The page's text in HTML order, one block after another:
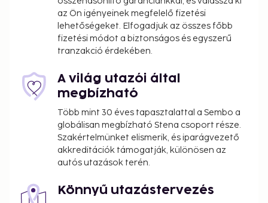
az Ön igényeinek megfelelő fizetési
lehetőségeket. Elfogadjuk az összes főbb
fizetési módot a biztonságos és egyszerű
tranzakció érdekében.
A világ utazói által
megbízható
Több mint 30 éves tapasztalattal a Sembo a
globálisan megbízható Stena csoport része.
Szakértelmünket elismerik, és iparágvezető
akkreditációk támogatják, különösen az
autós utazások terén.
Könnyű utazástervezés